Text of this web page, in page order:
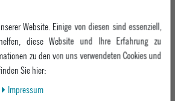
Website. Einige von diesen sind essenziell,
diese Website und Ihre Erfahrung zu
zu den von uns verwendeten Cookies und
Sie hier:
Impressum